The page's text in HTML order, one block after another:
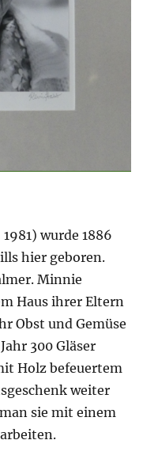
wurde 1886
hier geboren.
Minnie
Haus ihrer Eltern
Obst und Gemüse
300 Gläser
Holz befeuertem
weiter
sie mit einem